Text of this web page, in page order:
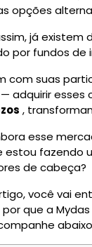
opções
já
por fundos
com suas
adquirir esses
,
esse
estou fazendo
de cabeça?
você vai
que a